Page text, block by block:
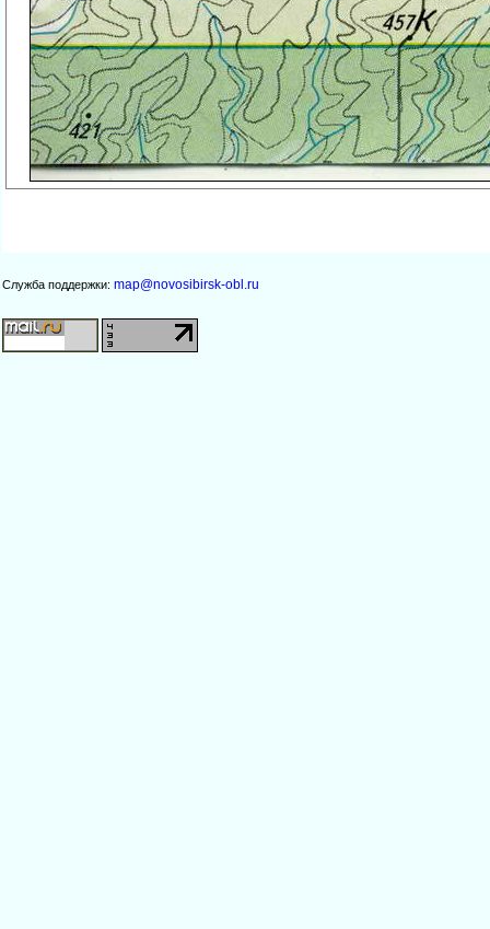
Служба поддержки: map@novosibirsk-obl.ru